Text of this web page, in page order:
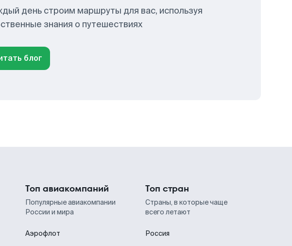
день строим маршруты для вас, используя
знания о путешествиях
блог
Топ авиакомпаний
Популярные авиакомпании
России и мира
Аэрофлот
Топ стран
Страны, в которые чаще
всего летают
Россия